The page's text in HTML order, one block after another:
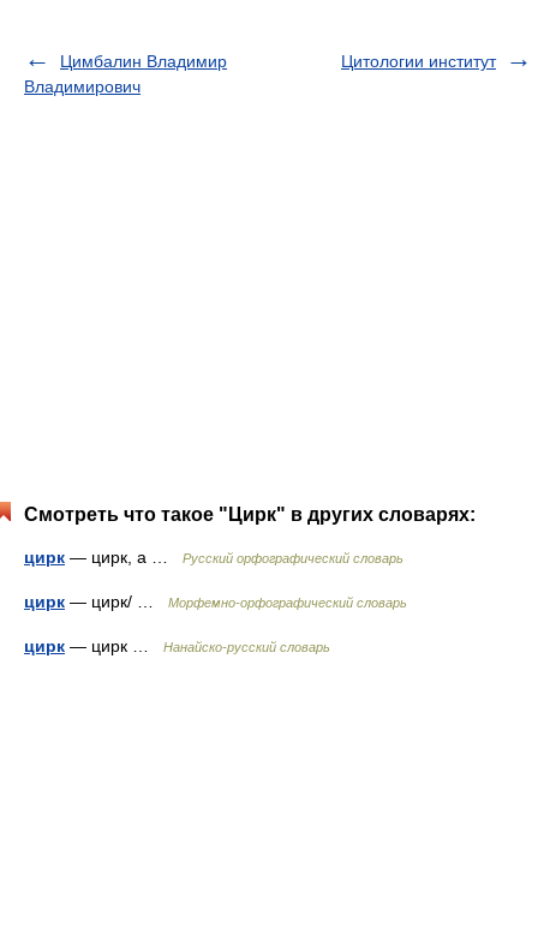
Цимбалин Владимир
Владимирович
Цитологии институт
Смотреть что такое "Цирк" в других словарях:
цирк — цирк, а … Русский орфографический словарь
цирк — цирк/ … Морфемно-орфографический словарь
цирк — цирк … Нанайско-русский словарь